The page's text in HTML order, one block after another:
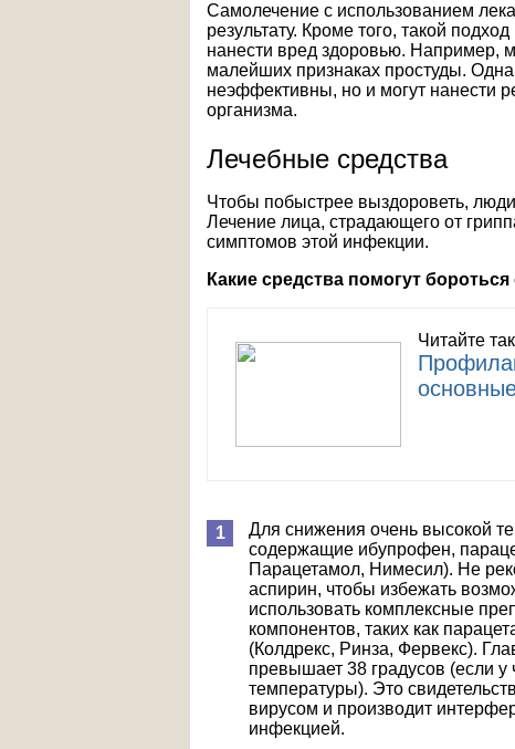
Самолечение с использованием
результату. Кроме того, такой
нанести вред здоровью. Например,
малейших признаках простуды.
неэффективны, но и могут нанести
организма.
Лечебные средства
Чтобы побыстрее выздороветь,
Лечение лица, страдающего от
симптомов этой инфекции.
Какие средства помогут
Читайте
Для снижения очень высокой
содержащие ибупрофен,
Парацетамол, Нимесил). Не
аспирин, чтобы избежать
использовать комплексные
компонентов, таких как
(Колдрекс, Ринза, Фервекс).
превышает 38 градусов (если
температуры). Это
вирусом и производит
инфекцией.